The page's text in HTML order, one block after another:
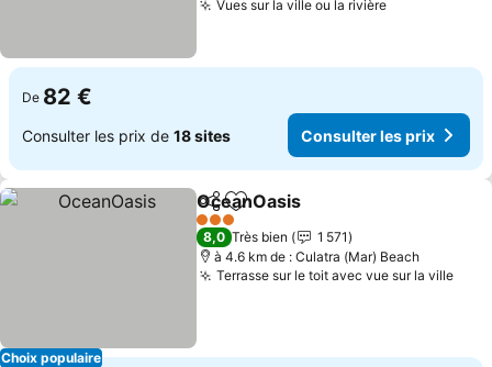
Vues sur la ville ou la rivièreConsulter
De 82 €
Consulter les prix de 18 sites Consulter les prix
Choix populaire
PartagerAjouter à mes favoris
OceanOasis
3 Étoiles
8,0 Très bien
1 571
à 4.6 km de : Culatra (Mar) Beach
Terrasse sur le toit avec vue sur la ville